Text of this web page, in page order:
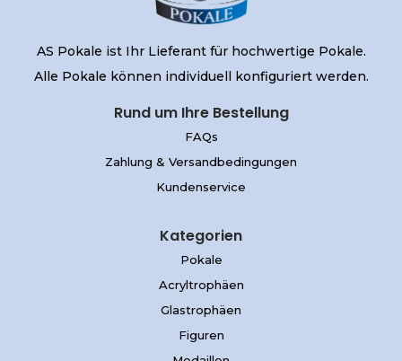
AS Pokale ist Ihr Lieferant für hochwertige Pokale.
Alle Pokale können individuell konfiguriert werden.
Rund um Ihre Bestellung
FAQs
Zahlung & Versandbedingungen
Kundenservice
Kategorien
Pokale
Acryltrophäen
Glastrophäen
Figuren